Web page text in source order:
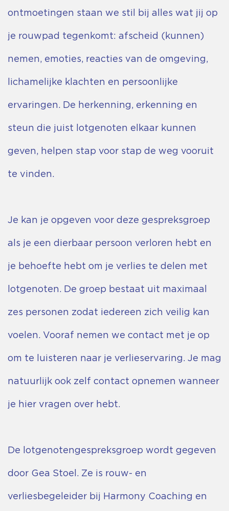
ontmoetingen staan we stil bij alles wat jij op
je rouwpad tegenkomt: afscheid (kunnen)
nemen, emoties, reacties van de omgeving,
lichamelijke klachten en persoonlijke
ervaringen. De herkenning, erkenning en
steun die juist lotgenoten elkaar kunnen
geven, helpen stap voor stap de weg vooruit
te vinden.
Je kan je opgeven voor deze gespreksgroep
als je een dierbaar persoon verloren hebt en
je behoefte hebt om je verlies te delen met
lotgenoten. De groep bestaat uit maximaal
zes personen zodat iedereen zich veilig kan
voelen. Vooraf nemen we contact met je op
om te luisteren naar je verlieservaring. Je mag
natuurlijk ook zelf contact opnemen wanneer
je hier vragen over hebt.
De lotgenotengespreksgroep wordt gegeven
door Gea Stoel. Ze is rouw- en
verliesbegeleider bij Harmony Coaching en